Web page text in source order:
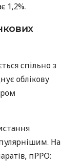
1,2%.
спільно з
облікову
На
пРРО: